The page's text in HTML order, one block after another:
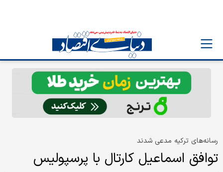
رسانه‌های ترکیه مدعی شدند
توافق اسماعیل کارتال با پرسپولیس